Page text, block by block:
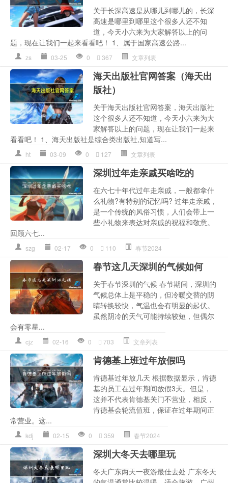
关于长深高速是从哪儿到哪儿的，长深
高速是哪里到哪里这个很多人还不知
道，今天小六来为大家解答以上的问
题，现在让我们一起来看看吧！ 1、属于国家高速公路...
zs 03-25 0 367 文章列表
海天出版社官网答案（海天出
版社）
关于海天出版社官网答案，海天出版社
这个很多人还不知道，今天小六来为大
家解答以上的问题，现在让我们一起来
看看吧！ 1、海天出版社是综合类出版社,知道写...
ht 03-09 0 127 文章列表
深圳过年走亲戚买啥吃的
在六七十年代过年走亲戚，一般都拿什
么礼物?有特别的记忆吗? 过年走亲戚，
是一个传统的风俗习惯，人们会带上一
些小礼物来表达对亲戚的祝福和敬意。
回顾六七...
szg 02-17 0 110 春节2024
春节这几天深圳的气候如何
关于春节深圳的气候 春节期间，深圳的
气候总体上是平稳的，但冷暖交替的阴
晴转换较快，气温也会有明显的起伏。
虽然阴冷的天气可能持续较短，但偶尔
会有零星...
cjz 02-16 0 703 文章列表
肯德基上班过年放假吗
肯德基过年放几天 根据数据显示，肯德
基的员工在过年期间放假3天。但是，
这并不代表肯德基关门不营业，相反，
肯德基会轮流值班，保证在过年期间正
常营业。这...
kdj 02-15 0 359 春节2024
深圳大冬天去哪里玩
冬天广东两天一夜游最佳去处 广东冬天